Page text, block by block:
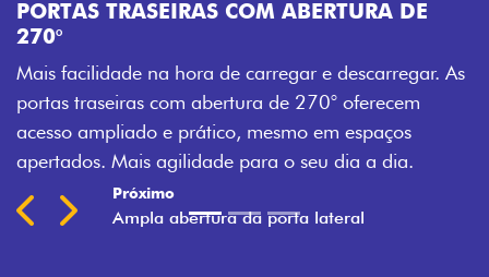
DE
e descarregar. As
oferecem
em espaços
seu dia a dia.
abertura da porta lateral do Novo
trabalho mais eficiente, onde quer
Previous